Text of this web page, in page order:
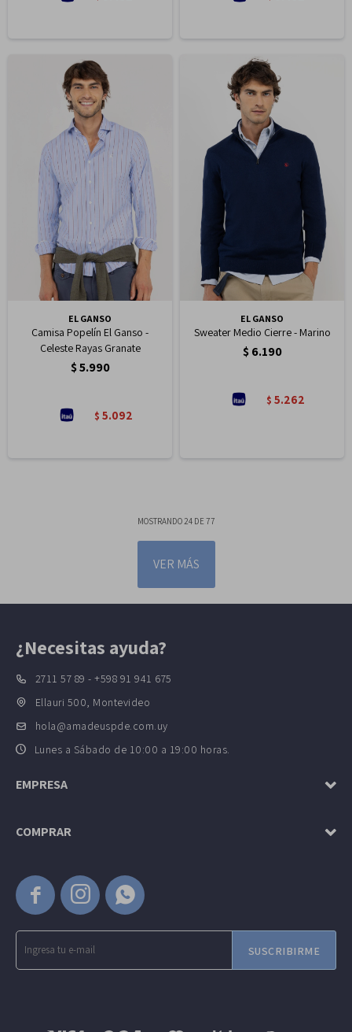
EL GANSO
Camisa Popelín El Ganso -
Celeste Rayas Granate
$5.990
$ 5.092
EL GANSO
Sweater Medio Cierre - Marino
$ 6.190
$ 5.262
MOSTRANDO24DE77
VER MÁS
  
SUSCRIBIRME
¿Necesitas ayuda?
2711 57 89 - +598 91 941 675
Ellauri 500, Montevideo
hola@amadeuspde.com.uy
Lunes a Sábado de 10:00 a 19:00 horas.
EMPRESA
COMPRAR